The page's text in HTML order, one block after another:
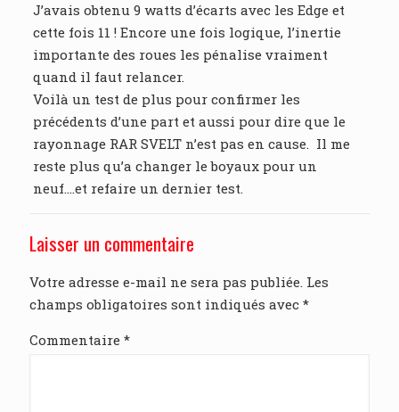
J’avais obtenu 9 watts d’écarts avec les Edge et
cette fois 11 ! Encore une fois logique, l’inertie
importante des roues les pénalise vraiment
quand il faut relancer.
Voilà un test de plus pour confirmer les
précédents d’une part et aussi pour dire que le
rayonnage RAR SVELT n’est pas en cause. Il me
reste plus qu’a changer le boyaux pour un
neuf….et refaire un dernier test.
Laisser un commentaire
Votre adresse e-mail ne sera pas publiée. Les
champs obligatoires sont indiqués avec *
Commentaire *